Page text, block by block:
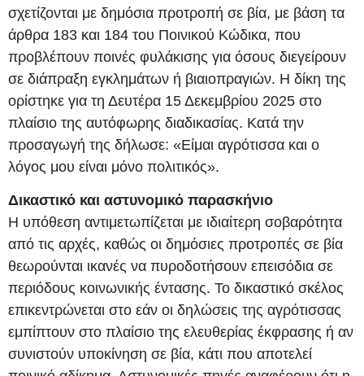
σχετίζονται με δημόσια προτροπή σε βία, με βάση τα
άρθρα 183 και 184 του Ποινικού Κώδικα, που
προβλέπουν ποινές φυλάκισης για όσους διεγείρουν
σε διάπραξη εγκλημάτων ή βιαιοπραγιών. Η δίκη της
ορίστηκε για τη Δευτέρα 15 Δεκεμβρίου 2025 στο
πλαίσιο της αυτόφωρης διαδικασίας. Κατά την
προσαγωγή της δήλωσε: «Είμαι αγρότισσα και ο
λόγος μου είναι μόνο πολιτικός».
Δικαστικό και αστυνομικό παρασκήνιο
Η υπόθεση αντιμετωπίζεται με ιδιαίτερη σοβαρότητα
από τις αρχές, καθώς οι δημόσιες προτροπές σε βία
θεωρούνται ικανές να πυροδοτήσουν επεισόδια σε
περιόδους κοινωνικής έντασης. Το δικαστικό σκέλος
επικεντρώνεται στο εάν οι δηλώσεις της αγρότισσας
εμπίπτουν στο πλαίσιο της ελευθερίας έκφρασης ή αν
συνιστούν υποκίνηση σε βία, κάτι που αποτελεί